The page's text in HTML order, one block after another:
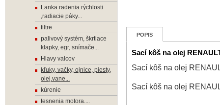
POPIS
Sací kôš na olej
Sací kôš na olej
Sací kôš na olej
Lanka radenia rýchlosti
,radiacie páky...
filtre
palivový systém, škrtiace
klapky, egr, snímače...
Hlavy valcov
kľuky, vačky, ojnice, piesty,
olej.vane...
kúrenie
tesnenia motora....